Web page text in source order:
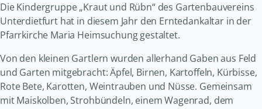
Die Kindergruppe „Kraut und Rübn“ des Gartenbauvereins
Unterdietfurt hat in diesem Jahr den Erntedankaltar in der
Pfarrkirche Maria Heimsuchung gestaltet.
Von den kleinen Gartlern wurden allerhand Gaben aus Feld
und Garten mitgebracht: Äpfel, Birnen, Kartoffeln, Kürbisse,
Rote Bete, Karotten, Weintrauben und Nüsse. Gemeinsam
mit Maiskolben, Strohbündeln, einem Wagenrad, dem